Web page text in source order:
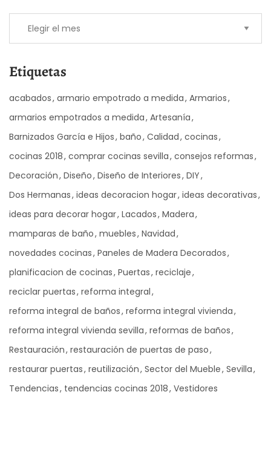
Etiquetas
acabados armario empotrado a medida Armarios
armarios empotrados a medida Artesanía
Barnizados García e Hijos baño Calidad cocinas
cocinas 2018 comprar cocinas sevilla consejos reformas
Decoración Diseño Diseño de Interiores DIY
Dos Hermanas ideas decoracion hogar ideas decorativas
ideas para decorar hogar Lacados Madera
mamparas de baño muebles Navidad
novedades cocinas Paneles de Madera Decorados
planificacion de cocinas Puertas reciclaje
reciclar puertas reforma integral
reforma integral de baños reforma integral vivienda
reforma integral vivienda sevilla reformas de baños
Restauración restauración de puertas de paso
restaurar puertas reutilización Sector del Mueble Sevilla
Tendencias tendencias cocinas 2018 Vestidores